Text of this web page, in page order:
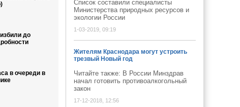
до
в очереди в
Список составили специалисты
Министерства природных ресурсов и
экологии России
1-03-2019, 09:19
Жителям Краснодара могут устроить
трезвый Новый год
Читайте также: В России Минздрав
начал готовить противоалкогольный
закон
17-12-2018, 12:56